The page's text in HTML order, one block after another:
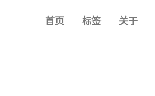
首页 标签 关于